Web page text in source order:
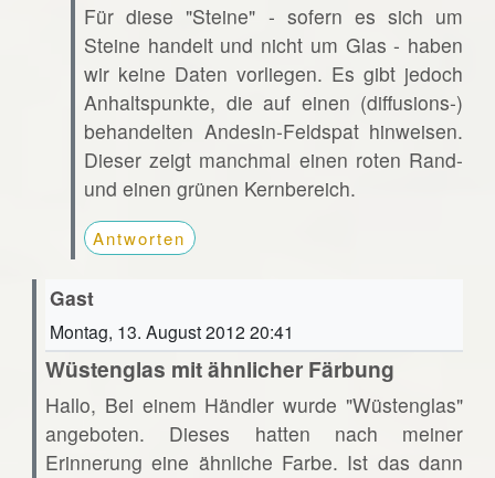
Für diese "Steine" - sofern es sich um
Steine handelt und nicht um Glas - haben
wir keine Daten vorliegen. Es gibt jedoch
Anhaltspunkte, die auf einen (diffusions-)
behandelten Andesin-Feldspat hinweisen.
Dieser zeigt manchmal einen roten Rand-
und einen grünen Kernbereich.
Antworten
Gast
Montag, 13. August 2012 20:41
Wüstenglas mit ähnlicher Färbung
Hallo, Bei einem Händler wurde "Wüstenglas"
angeboten. Dieses hatten nach meiner
Erinnerung eine ähnliche Farbe. Ist das dann